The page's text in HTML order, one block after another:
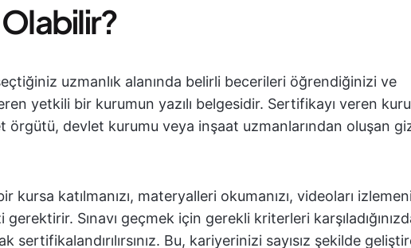
Olabilir?
uzmanlık alanında belirli becerileri öğrendiğinizi ve
yetkili bir kurumun yazılı belgesidir. Sertifikayı veren
örgütü, devlet kurumu veya inşaat uzmanlarından oluşan
kursa katılmanızı, materyalleri okumanızı, videoları
gerektirir. Sınavı geçmek için gerekli kriterleri
sertifikalandırılırsınız. Bu, kariyerinizi sayısız şekilde